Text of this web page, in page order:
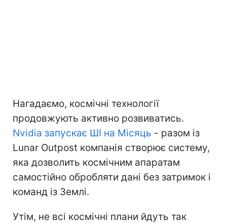
Нагадаємо, космічні технології
продовжують активно розвиватись.
Nvidia запускає ШІ на Місяць - разом із
Lunar Outpost компанія створює систему,
яка дозволить космічним апаратам
самостійно обробляти дані без затримок і
команд із Землі.
Утім, не всі космічні плани йдуть так